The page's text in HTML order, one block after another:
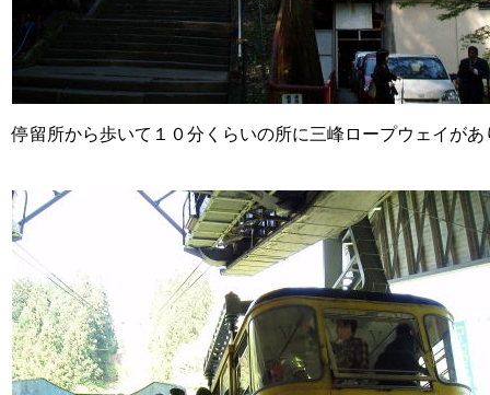
停留所から歩いて１０分くらいの所に三峰ロープウェイがあ